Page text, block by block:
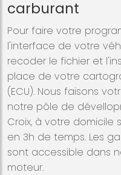
carburant
Pour faire votre
l'interface de votre
recoder le fichier et
place de votre
(ECU). Nous faisons
notre pôle de
Croix, à votre domicile
en 3h de temps. Les
sont accessible dans
moteur.